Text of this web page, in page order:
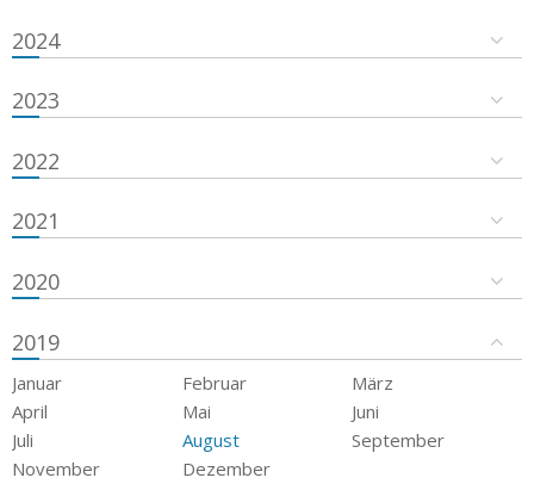
2024
2023
2022
2021
2020
2019
Januar Februar
März
April
Mai
Juni
Juli
August
September
November
Dezember